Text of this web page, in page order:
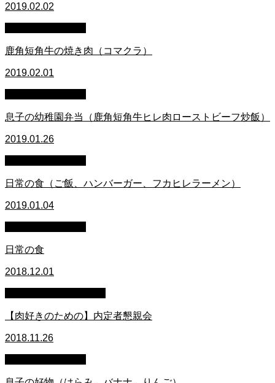
2019.02.02
鹿角短角牛の焼き肉（コマクラ）
2019.02.01
息子の幼稚園弁当（鹿角短角牛ヒレ肉ローストビーフ炒飯）
2019.01.26
日常の食（ご飯、ハンバーガー、フカヒレラーメン）
2019.01.04
日常の食
2018.12.01
【肉好きのための】内定者懇親会
2018.11.26